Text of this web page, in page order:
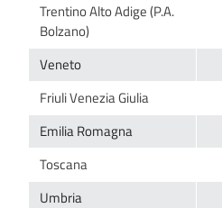
Trentino Alto Adige (P.A.